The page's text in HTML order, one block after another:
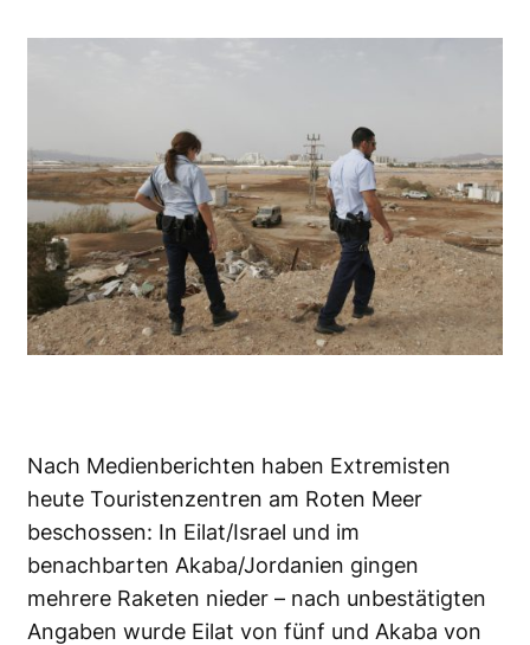
Nach Medienberichten haben Extremisten
heute Touristenzentren am Roten Meer
beschossen: In Eilat/Israel und im
benachbarten Akaba/Jordanien gingen
mehrere Raketen nieder – nach unbestätigten
Angaben wurde Eilat von fünf und Akaba von